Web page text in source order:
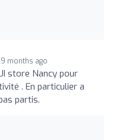
9 months ago
store Nancy pour
. En particulier a
partis.